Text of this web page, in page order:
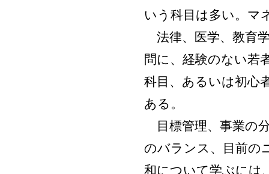
いう科目は多い。マ
法律、医学、教育
問に、経験のない若
科目、あるいは初心
ある。
目標管理、事業の
のバランス、目前の
和について学ぶには